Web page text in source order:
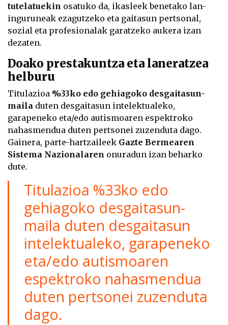
tutelatuekin osatuko da, ikasleek benetako lan-
inguruneak ezagutzeko eta gaitasun pertsonal,
sozial eta profesionalak garatzeko aukera izan
dezaten.
Doako prestakuntza eta laneratzea
helburu
Titulazioa %33ko edo gehiagoko desgaitasun-
maila duten desgaitasun intelektualeko,
garapeneko eta/edo autismoaren espektroko
nahasmendua duten pertsonei zuzenduta dago.
Gainera, parte-hartzaileek Gazte Bermearen
Sistema Nazionalaren onuradun izan beharko
dute.
Titulazioa %33ko edo
gehiagoko desgaitasun-
maila duten desgaitasun
intelektualeko, garapeneko
eta/edo autismoaren
espektroko nahasmendua
duten pertsonei zuzenduta
dago.